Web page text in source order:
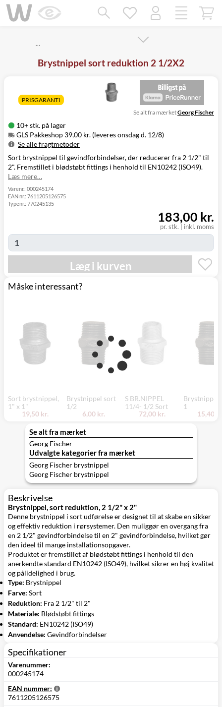
…
Brystnippel sort reduktion 2 1/2X2
PRISGARANTI
10+ stk. på lager
GLS Pakkeshop 39,00 kr. (leveres onsdag d. 12/8)
Se alle fragtmetoder
Metode
Pris
Leveres
GLS Pakkeshop
39,00 kr.
Onsdag d. 12/8
GLS
Hjemmelevering
GLS Erhverv
Direkte levering
(9230)
Se alt fra mærketGeorg Fischer
Sort brystnippel til gevindforbindelser, der reducerer fra 2 1/2" til
2". Fremstillet i blødstøbt fittings i henhold til EN10242 (ISO49).
Læs mere…
Varenr.: 000245174
EAN nr.: 7611205126575
Typenr.: 770245135
pr. stk. inkl. moms
183,00 kr.
Læg i kurven
Måske interessant?
Sort brystnippel,
1" x 1"
19,50 kr.
Brystnippel sort
1/2
6,00 kr.
S BR.NIPPEL
11/4- 1/2 Sort
72,00 kr.
Brystnippel
1
15,40
Se alt fra mærket
Georg Fischer
Udvalgte kategorier fra mærket
Georg Fischer brystnippel
Georg Fischer brystnippel
Beskrivelse
Brystnippel, sort reduktion, 2 1/2" x 2"
Denne brystnippel i sort udførelse er designet til at skabe en sikker
og effektiv reduktion i rørsystemer. Den muliggør en overgang fra
en 2 1/2" gevindforbindelse til en 2" gevindforbindelse, hvilket gør
den ideel til mange installationsopgaver.
Produktet er fremstillet af blødstøbt fittings i henhold til den
anerkendte standard EN10242 (ISO49), hvilket sikrer en høj kvalitet
og pålidelighed i brug.
Type: Brystnippel
Farve: Sort
Reduktion: Fra 2 1/2" til 2"
Materiale: Blødstøbt fittings
Standard: EN10242 (ISO49)
Anvendelse: Gevindforbindelser
Specifikationer
Varenummer:
000245174
EAN nummer:
7611205126575
Mangler chatten?
Ret samtykke!